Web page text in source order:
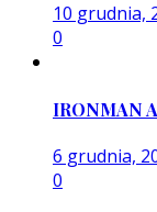
10 grudnia,
0
IRONMAN
6 grudnia,
0